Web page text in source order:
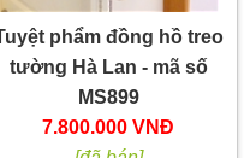
phẩm đồng hồ treo
tường Hà Lan - mã số
MS899
7.800.000 VNĐ